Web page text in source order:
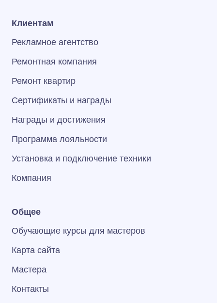
Клиентам
Рекламное агентство
Ремонтная компания
Ремонт квартир
Сертификаты и награды
Награды и достижения
Программа лояльности
Установка и подключение техники
Компания
Общее
Обучающие курсы для мастеров
Карта сайта
Мастера
Контакты